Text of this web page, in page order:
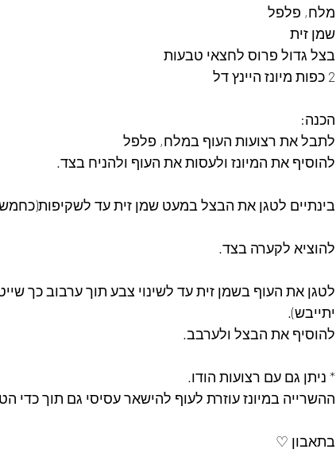
מלח, פלפל
שמן זית
בצל גדול פרוס לחצאי טבעות
2 כפות מיונז היינץ דל
הכנה:
לתבל את רצועות העוף במלח, פלפל
להוסיף את המיונז ולעסות את העוף ולהניח בצד.
בינתיים לטגן את הבצל במעט שמן זית עד
להוציא לקערה בצד.
לטגן את העוף בשמן זית עד לשינוי צבע תוך ערבוב כך
יתייבש).
להוסיף את הבצל ולערבב.
* ניתן גם עם רצועות הודו.
ההשרייה במיונז עוזרת לעוף להישאר עסיסי גם תוך כדי
בתאבון ♡